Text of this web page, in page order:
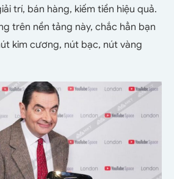
trí, bán hàng, kiếm tiền hiệu quả.
trên nền tảng này, chắc hẳn bạn
kim cương, nút bạc, nút vàng